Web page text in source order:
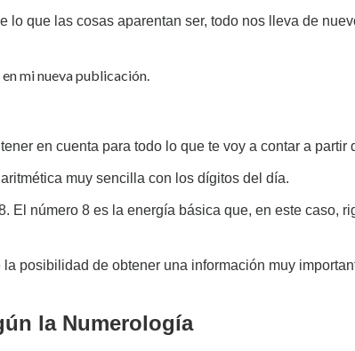
lo que las cosas aparentan ser, todo nos lleva de
en mi nueva publicación.
en cuenta para todo lo que te voy a contar a partir
muy sencilla con los dígitos del día.
El número 8 es la energía básica que, en este caso,
posibilidad de obtener una información muy
la Numerología